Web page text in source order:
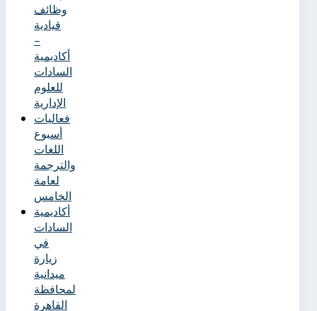
وظائف
قيادية
–
أكاديمية
السادات
للعلوم
الإدارية
فعاليات
أسبوع
اللغات
والترجمة
لعامة
الخامس
أكاديمية
السادات
في
زيارة
ميدانية
لمحافظة
القاهرة